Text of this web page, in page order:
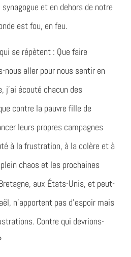
synagogue et en dehors de notre
est fou, en feu.
se répètent : Que faire
nous aller pour nous sentir en
j’ai écouté chacun des
contre la pauvre fille de
leurs propres campagnes
à la frustration, à la colère et à
chaos et les prochaines
aux États-Unis, et peut-
n’apportent pas d’espoir mais
Contre qui devrions-